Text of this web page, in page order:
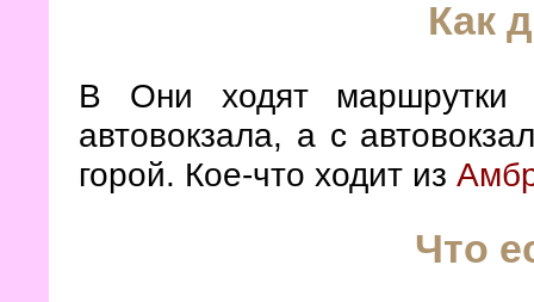
Как
В Они ходят
автовокзала, а с
горой. Кое-что ходит из
Что